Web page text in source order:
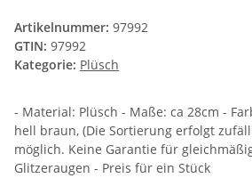
Artikelnummer: 97992
GTIN: 97992
Kategorie: Plüsch
- Material: Plüsch - Maße: ca 28cm -
hell braun, (Die Sortierung erfolgt
möglich. Keine Garantie für
Glitzeraugen - Preis für ein Stück